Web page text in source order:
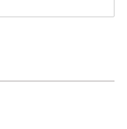
に馴染み、洗いやす
時に使用していま
ズの器を揃えて